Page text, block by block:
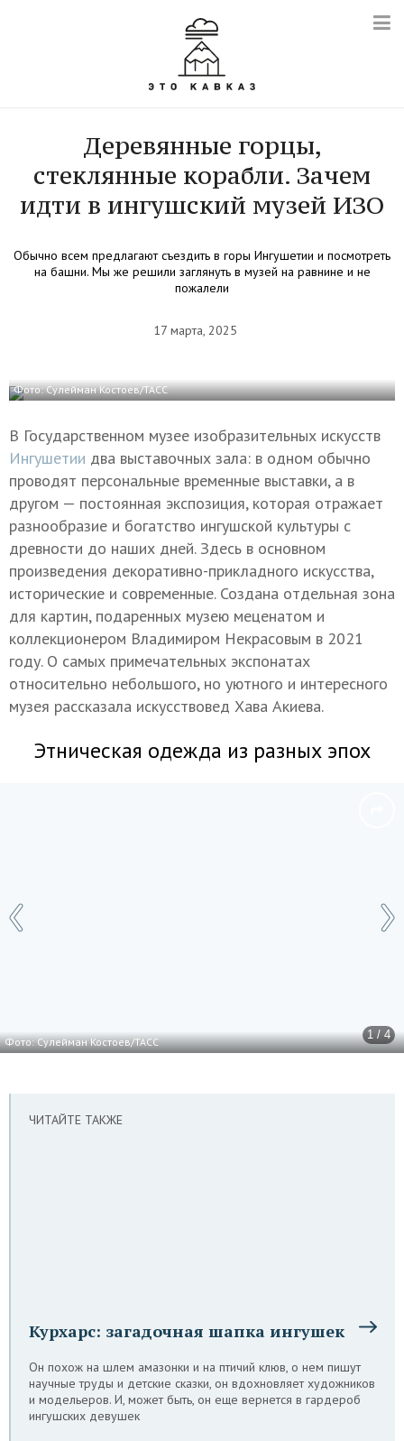
Деревянные горцы,
стеклянные корабли. Зачем
идти в ингушский музей ИЗО
Обычно всем предлагают съездить в горы Ингушетии и посмотреть
на башни. Мы же решили заглянуть в музей на равнине и не
пожалели
17 марта, 2025
Фото: Сулейман Костоев/ТАСС
В Государственном музее изобразительных искусств
Ингушетии два выставочных зала: в одном обычно
проводят персональные временные выставки, а в
другом — постоянная экспозиция, которая отражает
разнообразие и богатство ингушской культуры с
древности до наших дней. Здесь в основном
произведения декоративно-прикладного искусства,
исторические и современные. Создана отдельная зона
для картин, подаренных музею меценатом и
коллекционером Владимиром Некрасовым в 2021
году. О самых примечательных экспонатах
относительно небольшого, но уютного и интересного
музея рассказала искусствовед Хава Акиева.
Этническая одежда из разных эпох
1 / 4
Фото: Сулейман Костоев/ТАСС
ЧИТАЙТЕ ТАКЖЕ
Курхарс: загадочная шапка ингушек
Он похож на шлем амазонки и на птичий клюв, о нем пишут
научные труды и детские сказки, он вдохновляет художников
и модельеров. И, может быть, он еще вернется в гардероб
ингушских девушек